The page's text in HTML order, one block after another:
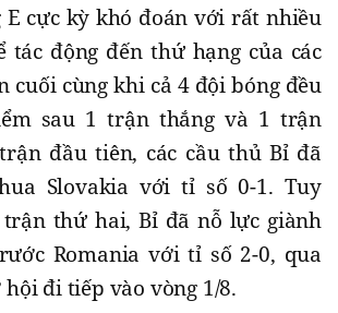
E cực kỳ khó đoán với rất nhiều
tác động đến thứ hạng của các
cuối cùng khi cả 4 đội bóng đều
sau 1 trận thắng và 1 trận
đầu tiên, các cầu thủ Bỉ đã
Slovakia với tỉ số 0-1. Tuy
thứ hai, Bỉ đã nỗ lực giành
Romania với tỉ số 2-0, qua
đi tiếp vào vòng 1/8.